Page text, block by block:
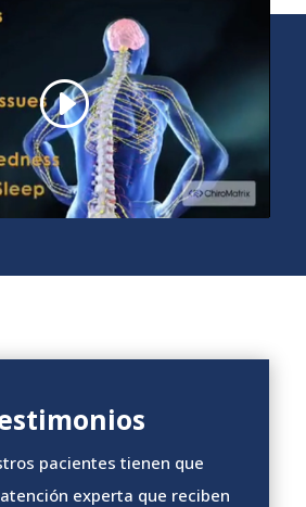
pacientes tienen que
experta que reciben